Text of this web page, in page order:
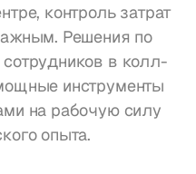
контроль затрат
Решения по
в колл-
инструменты
на рабочую силу
опыта.